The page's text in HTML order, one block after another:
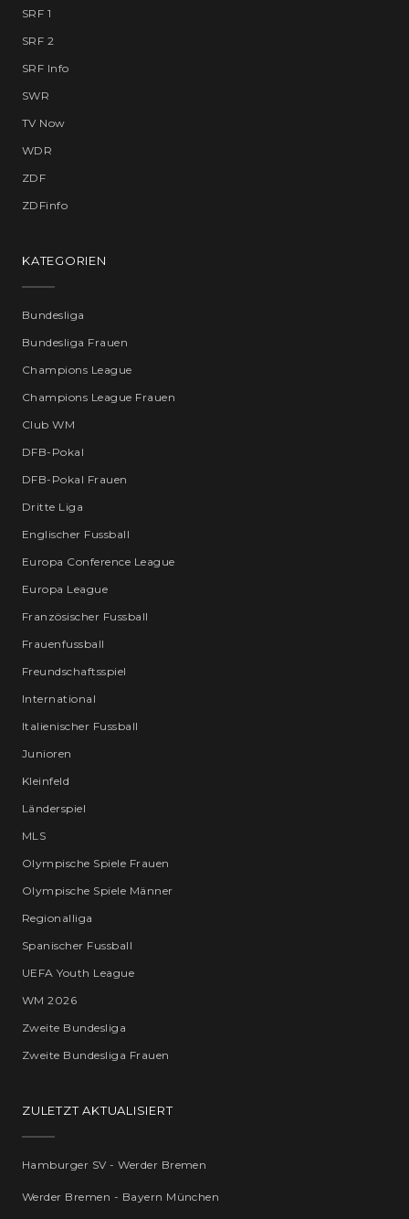
SRF 1
SRF 2
SRF Info
SWR
TV Now
WDR
ZDF
ZDFinfo
KATEGORIEN
Bundesliga
Bundesliga Frauen
Champions League
Champions League Frauen
Club WM
DFB-Pokal
DFB-Pokal Frauen
Dritte Liga
Englischer Fussball
Europa Conference League
Europa League
Französischer Fussball
Frauenfussball
Freundschaftsspiel
International
Italienischer Fussball
Junioren
Kleinfeld
Länderspiel
MLS
Olympische Spiele Frauen
Olympische Spiele Männer
Regionalliga
Spanischer Fussball
UEFA Youth League
WM 2026
Zweite Bundesliga
Zweite Bundesliga Frauen
ZULETZT AKTUALISIERT
Hamburger SV - Werder Bremen
Werder Bremen - Bayern München